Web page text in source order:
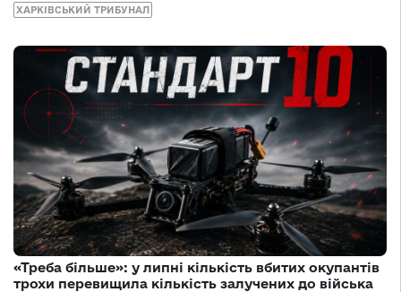
ХАРКІВСЬКИЙ ТРИБУНАЛ
«Треба більше»: у липні кількість вбитих окупантів
трохи перевищила кількість залучених до війська